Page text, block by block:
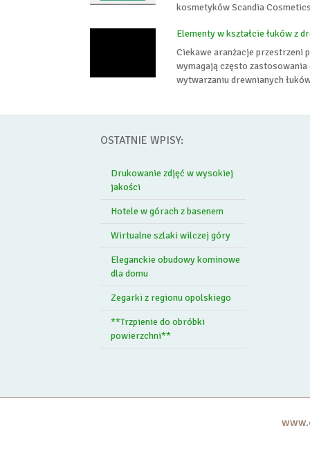
kosmetyków Scandia
Elementy w kształcie łuków z
Ciekawe aranżacje przestrzeni
wymagają często
wytwarzaniu drewnianych
OSTATNIE WPISY:
Drukowanie zdjęć w wysokiej
jakości
Hotele w górach z basenem
Wirtualne szlaki wilczej góry
Eleganckie obudowy kominowe
dla domu
Zegarki z regionu opolskiego
**Trzpienie do obróbki
powierzchni**